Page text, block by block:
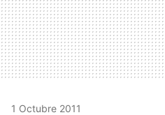
1 Octubre 2011